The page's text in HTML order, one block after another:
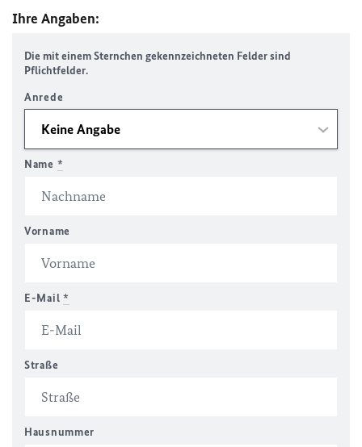
Ihre Angaben:
Die mit einem Sternchen gekennzeichneten Felder sind
Pflichtfelder.
Anrede
Name *
Vorname
E-Mail *
Straße
Hausnummer